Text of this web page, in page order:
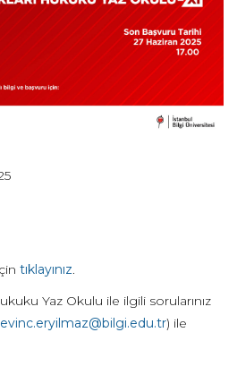
tıklayınız.
Yaz Okulu ile ilgili sorularınız
) ile